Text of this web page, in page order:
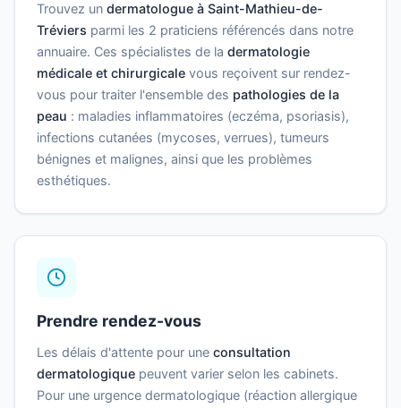
Trouvez un dermatologue à Saint-Mathieu-de-
Tréviers parmi les 2 praticiens référencés dans notre
annuaire. Ces spécialistes de la dermatologie
médicale et chirurgicale vous reçoivent sur rendez-
vous pour traiter l'ensemble des pathologies de la
peau : maladies inflammatoires (eczéma, psoriasis),
infections cutanées (mycoses, verrues), tumeurs
bénignes et malignes, ainsi que les problèmes
esthétiques.
Prendre rendez-vous
Les délais d'attente pour une consultation
dermatologique peuvent varier selon les cabinets.
Pour une urgence dermatologique (réaction allergique